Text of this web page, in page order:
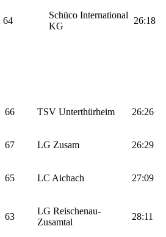
64
Schüco International
KG
26:18
66 TSV Unterthürheim 26:26
67 LG Zusam 26:29
65 LC Aichach 27:09
63
LG Reischenau-
Zusamtal
28:11